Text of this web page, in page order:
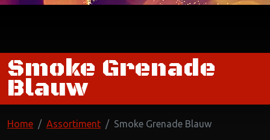
Smoke Grenade
Blauw
Home Assortiment Smoke Grenade Blauw